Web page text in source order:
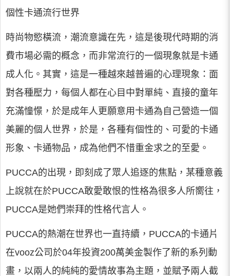
個性卡通流行世界
時尚物慾橫流，潮流意識在先，這是後現代時期的消
費市場必需的概念，而非常流行的一個現象就是卡通
成人化。其實，這是一種越來越普遍的心理現象：面
對各種壓力，每個人都在心目中對單純、直接的童年
充滿憧憬，於是成年人更願意用卡通為自己營造一個
美麗的個人世界，於是，各種有個性的、可愛的卡通
形象、卡通物品，成為他們不惜重金求之的至愛。
PUCCA的出現，即刻成了眾人追逐的焦點，某種意義
上說就在於PUCCA敢愛敢恨的性格為很多人所嚮往，
PUCCA是她們崇拜的性格代言人。
PUCCA的熱潮在世界也一直持續，PUCCA的卡通片
在vooz公司於04年投資200萬美金製作了新的系列動
畫，以兩人的純純的愛情故事為主題，並賦予兩人截